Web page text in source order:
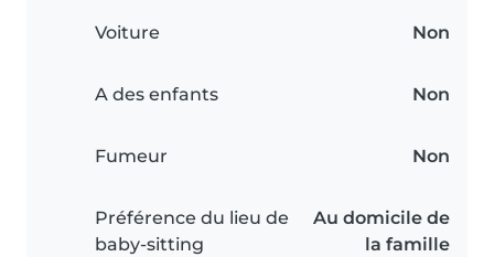
Voiture Non
A des enfants Non
Fumeur Non
Préférence du lieu de
baby-sitting
Au domicile de
la famille